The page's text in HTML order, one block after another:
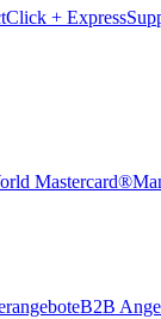
Click + Express
Mastercard®
B2B